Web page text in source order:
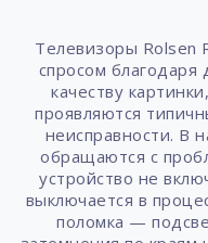
Телевизоры Rolsen
спросом
качеству
проявляются
неисправности. В
обращаются с
устройство не
выключается в
поломка —